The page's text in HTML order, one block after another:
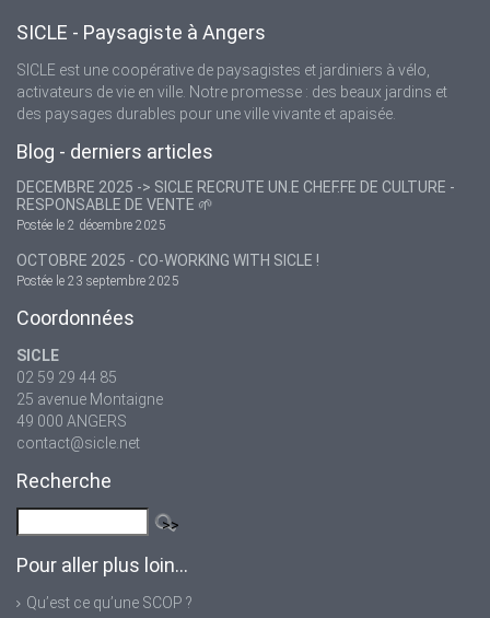
SICLE - Paysagiste à Angers
SICLE est une coopérative de paysagistes et jardiniers à vélo,
activateurs de vie en ville. Notre promesse : des beaux jardins et
des paysages durables pour une ville vivante et apaisée.
Blog - derniers articles
DECEMBRE 2025 -> SICLE RECRUTE UN.E CHEF.FE DE CULTURE -
RESPONSABLE DE VENTE 🌱
Postée le 2 décembre 2025
OCTOBRE 2025 - CO-WORKING WITH SICLE !
Postée le 23 septembre 2025
Coordonnées
SICLE
02 59 29 44 85
25 avenue Montaigne
49 000 ANGERS
contact@sicle.net
Recherche
Pour aller plus loin...
Qu’est ce qu’une SCOP ?